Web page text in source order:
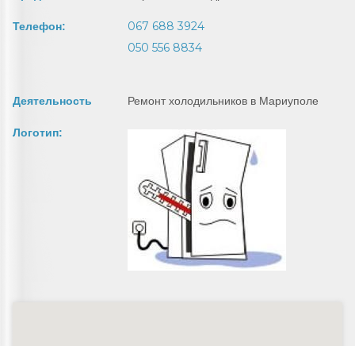
Телефон:
067 688 3924
050 556 8834
Деятельность Ремонт холодильников в Мариуполе
Логотип: